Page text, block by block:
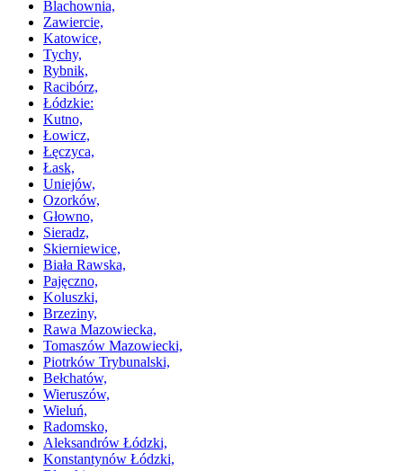
Blachownia,
Zawiercie,
Katowice,
Tychy,
Rybnik,
Racibórz,
Łódzkie:
Kutno,
Łowicz,
Łęczyca,
Łask,
Uniejów,
Ozorków,
Głowno,
Sieradz,
Skierniewice,
Biała Rawska,
Pajęczno,
Koluszki,
Brzeziny,
Rawa Mazowiecka,
Tomaszów Mazowiecki,
Piotrków Trybunalski,
Bełchatów,
Wieruszów,
Wieluń,
Radomsko,
Aleksandrów Łódzki,
Konstantynów Łódzki,